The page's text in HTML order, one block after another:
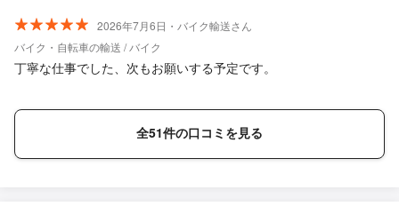
2026年7月6日・バイク輸送さん
バイク・自転車の輸送 / バイク
丁寧な仕事でした、次もお願いする予定です。
全51件の口コミを見る